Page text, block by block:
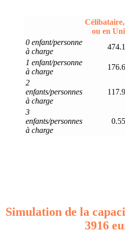
ou en
0 enfant/personne
à charge
1 enfant/personne
à charge
2
enfants/personnes
à charge
3
enfants/personnes
à charge
Simulation de la
3916